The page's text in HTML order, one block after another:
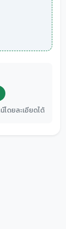
โดยละเอียดได้